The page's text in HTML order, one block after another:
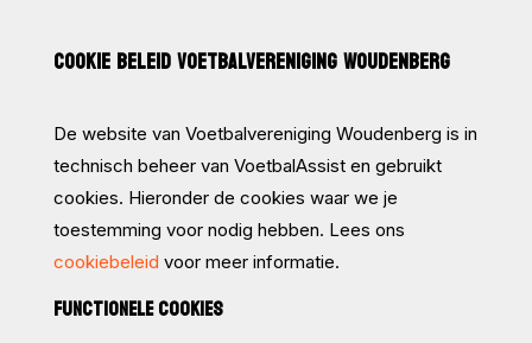
COOKIE BELEID VOETBALVERENIGING WOUDENBERG
De website van Voetbalvereniging Woudenberg is in
technisch beheer van VoetbalAssist en gebruikt
cookies. Hieronder de cookies waar we je
toestemming voor nodig hebben. Lees ons
cookiebeleid voor meer informatie.
FUNCTIONELE COOKIES